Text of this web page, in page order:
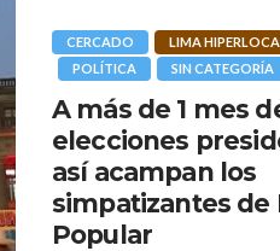
CERCADO LIMA
POLÍTICA
SIN CATEGORÍA
A más de 1 mes
elecciones
así acampan los
simpatizantes de
Popular